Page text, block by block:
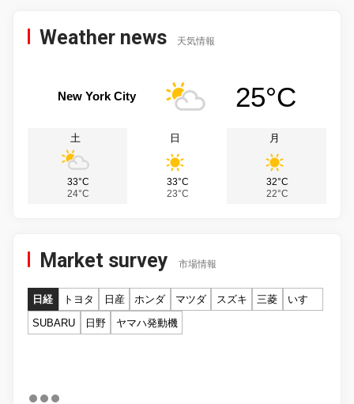
Weather news 天気情報
New York City 25°C
土
33°C
24°C
日
33°C
23°C
月
32°C
22°C
Market survey 市場情報
日経 トヨタ 日産 ホンダ マツダ スズキ 三菱
いすゞ
SUBARU
日野 ヤマハ発動機